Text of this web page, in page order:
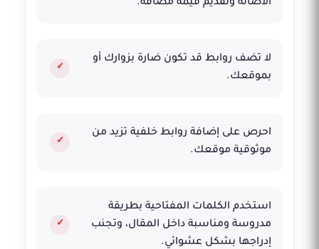
الأصالة وتقديم قيمة مضافة.
لا تضف روابط قد تكون ضارة بزوارك أو
بموقعك.
احرص على إضافة روابط خلفية تزيد من
موثوقية موقعك.
استخدم الكلمات المفتاحية بطريقة
مدروسة ومناسبة داخل المقال، وتجنب
إدراجها بشكل عشوائي.